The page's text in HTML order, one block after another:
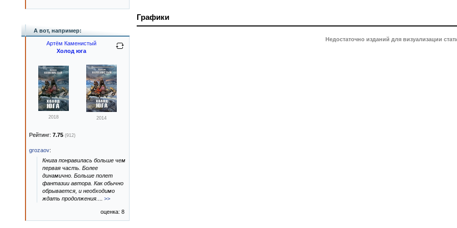
Графики
Недостаточно изданий для визуализации
А вот, например:
Артём Каменистый
Холод юга
2018 2014
Рейтинг: 7.75 (912)
grozaov:
Книга понравилась больше чем
первая часть. Более
динамично. Больше полет
фантазии автора. Как обычно
обрывается, и необходимо
ждать продолжения.
>>
оценка: 8